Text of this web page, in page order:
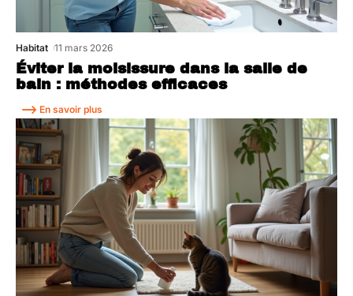
Éviter la moisissure dans la salle de
bain : méthodes efficaces
Habitat 11 mars 2026
En savoir plus